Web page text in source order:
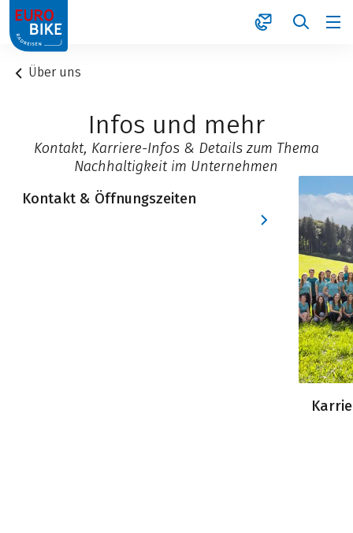
1
Über uns
Infos und mehr
Kontakt, Karriere-Infos & Details zum Thema
Nachhaltigkeit im Unternehmen
Kontakt & Öffnungszeiten